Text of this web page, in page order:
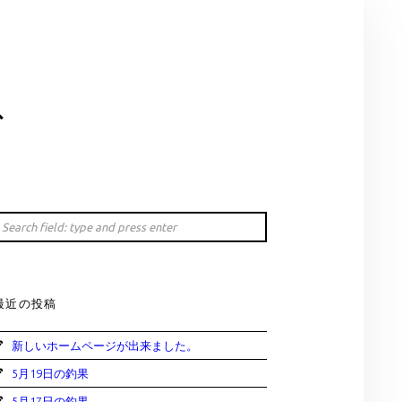
近の投稿
新しいホームページが出来ました。
5月19日の釣果